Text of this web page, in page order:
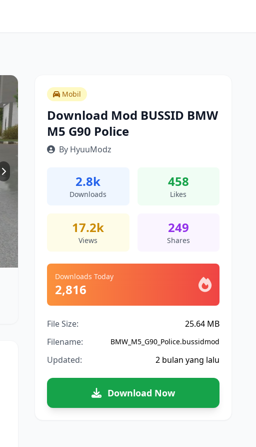
Mobil
Download Mod BUSSID BMW
M5 G90 Police
By HyuuModz
2.8k
Downloads
458
Likes
17.2k
Views
249
Shares
Downloads Today
2,816
File Size:
25.64 MB
Filename:
BMW_M5_G90_Police.bussidmod
Updated: 2 bulan yang lalu
Download Now